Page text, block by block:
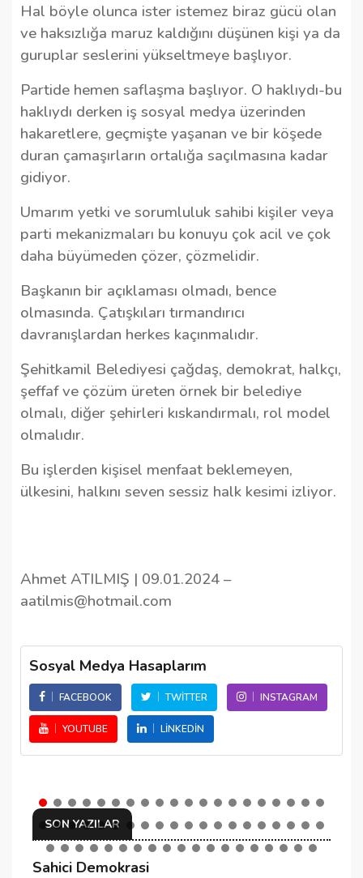
Hal böyle olunca ister istemez biraz gücü olan
ve haksızlığa maruz kaldığını düşünen kişi ya da
guruplar seslerini yükseltmeye başlıyor.
Partide hemen saflaşma başlıyor. O haklıydı-bu
haklıydı derken iş sosyal medya üzerinden
hakaretlere, geçmişte yaşanan ve bir köşede
duran çamaşırların ortalığa saçılmasına kadar
gidiyor.
Umarım yetki ve sorumluluk sahibi kişiler veya
parti mekanizmaları bu konuyu çok acil ve çok
daha büyümeden çözer, çözmelidir.
Başkanın bir açıklaması olmadı, bence
olmasında. Çatışkıları tırmandırıcı
davranışlardan herkes kaçınmalıdır.
Şehitkamil Belediyesi çağdaş, demokrat, halkçı,
şeffaf ve çözüm üreten örnek bir belediye
olmalı, diğer şehirleri kıskandırmalı, rol model
olmalıdır.
Bu işlerden kişisel menfaat beklemeyen,
ülkesini, halkını seven sessiz halk kesimi izliyor.
Ahmet ATILMIŞ | 09.01.2024 –
aatilmis@hotmail.com
Sosyal Medya Hasaplarım
FACEBOOK TWITTER INSTAGRAM
YOUTUBE LINKEDIN
SON YAZILAR
Sahici Demokrasi